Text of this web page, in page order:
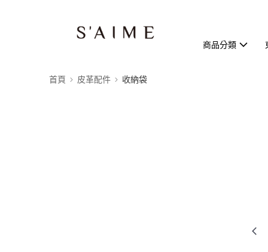
商品分類
首頁 皮革配件 收納袋